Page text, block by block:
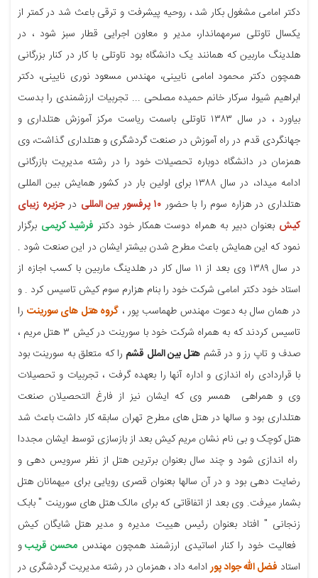
دکتر امامی مشغول بکار شد ، روحیه پیشرفت و ترقی باعث شد در کمتر از
یکسال تاوتلی سرمهماندار، مدیر و معاون اجرایی قطار سبز شود ، در
هلدینگ ماربین که همانند یک دانشگاه بود تاوتلی با کار در کنار بزرگانی
همچون دکتر محمود امامی نایینی، مهندس مسعود نوری نایینی، دکتر
ابراهیم شیوا، سرکار خانم حمیده مصلحی ... تجربیات ارزشمندی را بدست
بیاورد ، در سال ۱۳۸۳ تاوتلی باسمت ریاست مرکز آموزش هتلداری و
جهانگردی قدم در راه آموزش در صنعت گردشگری و هتلداری گذاشت، وی
همزمان در دانشگاه دوباره تحصیلات خود را در رشته مدیریت بازرگانی
ادامه میداد، در سال ۱۳۸۸ برای اولین بار در کشور همایش بین المللی
هتلداری در هزاره سوم را با حضور ۱۰ پرفسور بین المللی درجزیره زیبای
کیش بعنوان دبیر به همراه دوست همکار خود دکتر فرشید کریمی برگزار
نمود که این همایش باعث مطرح شدن بیشتر ایشان در این صنعت شود .
در سال ۱۳۸۹ وی بعد از ۱۱ سال کار در هلدینگ ماربین با کسب اجازه از
استاد خود دکتر امامی شرکت خود را بنام هزارم سوم کیش تاسیس کرد . و
در همان سال به دعوت مهندس طهماسب پور ، گروه هتل های سورینت را
تاسیس کردند که به همراه شرکت خود با سورینت در کیش ۳ هتل مریم ،
صدف و تاپ رز و در قشم هتل بین الملل قشم را که متعلق به سورینت بود
با قراردادی راه اندازی و اداره آنها را بعهده گرفت ، تجربیات و تحصیلات
وی و همراهی همسر وی که ایشان نیز از فارغ التحصیلان صنعت
هتلداری بود و سالها در هتل های مطرح تهران سابقه کار داشت باعث شد
هتل کوچک و بی نام نشان مریم کیش بعد از بازسازی توسط ایشان مجددا
راه اندازی شود و چند سال بعنوان برترین هتل از نظر سرویس دهی و
رضایت دهی بود و در آن سالها بعنوان قصری رویایی برای میهمانان هتل
بشمار میرفت. وی بعد از اتفاقاتی که برای مالک هتل های سورینت " بابک
زنجانی " افتاد بعنوان رئیس هییت مدیره و مدیر هتل شایگان کیش
فعالیت خود را کنار اساتیدی ارزشمند همچون مهندس محسن قریبو
استاد فضل الله جواد پورادامه داد ، همزمان در رشته مدیریت گردشگری در